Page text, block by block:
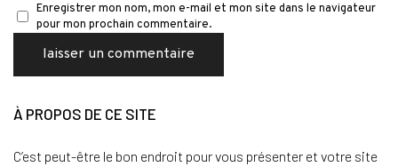
Enregistrer mon nom, mon e-mail et mon site dans le navigateur
pour mon prochain commentaire.
À PROPOS DE CE SITE
C’est peut-être le bon endroit pour vous présenter et votre site